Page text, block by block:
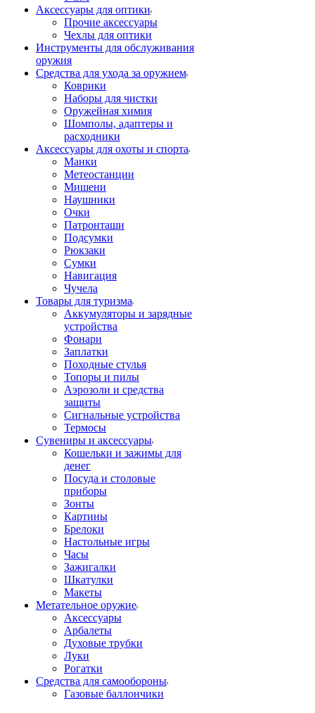
Аксессуары для оптики
Прочие аксессуары
Чехлы для оптики
Инструменты для обслуживания
оружия
Средства для ухода за оружием
Коврики
Наборы для чистки
Оружейная химия
Шомполы, адаптеры и
расходники
Аксессуары для охоты и спорта
Манки
Метеостанции
Мишени
Наушники
Очки
Патронташи
Подсумки
Рюкзаки
Сумки
Навигация
Чучела
Товары для туризма
Аккумуляторы и зарядные
устройства
Фонари
Заплатки
Походные стулья
Топоры и пилы
Аэрозоли и средства
защиты
Сигнальные устройства
Термосы
Сувениры и аксессуары
Кошельки и зажимы для
денег
Посуда и столовые
приборы
Зонты
Картины
Брелоки
Настольные игры
Часы
Зажигалки
Шкатулки
Макеты
Метательное оружие
Аксессуары
Арбалеты
Духовые трубки
Луки
Рогатки
Средства для самообороны
Газовые баллончики